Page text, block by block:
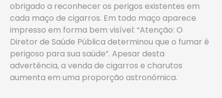
obrigado a reconhecer os perigos existentes em
cada maço de cigarros. Em todo maço aparece
impresso em forma bem visível: “Atenção: O
Diretor de Saúde Pública determinou que o fumar é
perigoso para sua saúde”. Apesar desta
advertência, a venda de cigarros e charutos
aumenta em uma proporção astronômica.